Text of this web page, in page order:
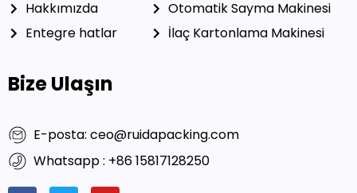
Hakkımızda
Entegre hatlar
Otomatik Sayma Makinesi
İlaç Kartonlama Makinesi
Bize Ulaşın
E-posta: ceo@ruidapacking.com
Whatsapp : +86 15817128250